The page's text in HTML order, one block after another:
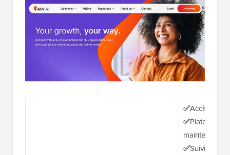
✅Accès à un
✅Plateforme
maintenance
✅Suivi